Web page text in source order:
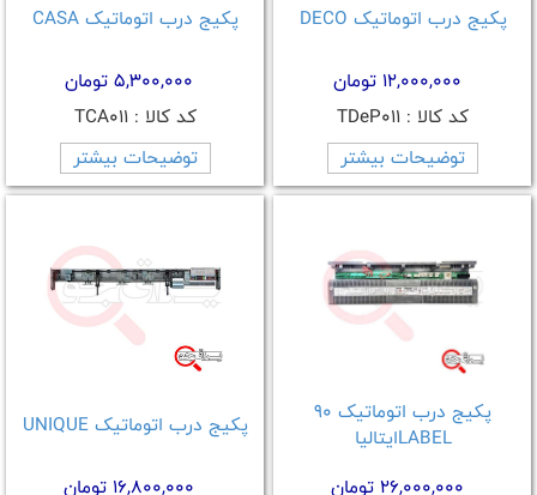
پکیج درب اتوماتیک DECO
کد کالا : TDeP011
توضیحات بیشتر
پکیج درب اتوماتیک CASA
کد کالا : TCA011
توضیحات بیشتر
پکیج درب اتوماتیک 90
LABELایتالیا
پکیج درب اتوماتیک UNIQUE